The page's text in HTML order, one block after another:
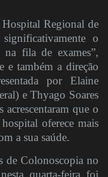
Regional de
o
na fila de exames”,
e também a direção
por Elaine
e Thyago Soares
que o
oferece mais
a sua saúde.
de Colonoscopia no
quarta-feira foi